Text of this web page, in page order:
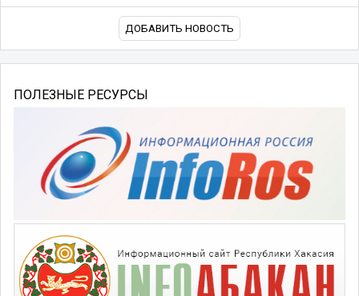
ДОБАВИТЬ НОВОСТЬ
ПОЛЕЗНЫЕ РЕСУРСЫ